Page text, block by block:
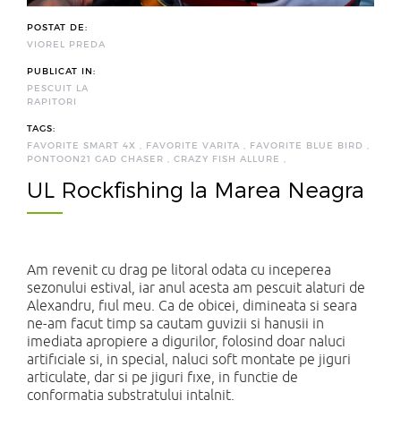
POSTAT DE:
VIOREL PREDA
PUBLICAT IN:
PESCUIT LA
RAPITORI
TAGS:
FAVORITE SMART 4X , FAVORITE VARITA , FAVORITE BLUE BIRD ,
PONTOON21 GAD CHASER , CRAZY FISH ALLURE ,
UL Rockfishing la Marea Neagra
Am revenit cu drag pe litoral odata cu inceperea
sezonului estival, iar anul acesta am pescuit alaturi de
Alexandru, fiul meu. Ca de obicei, dimineata si seara
ne-am facut timp sa cautam guvizii si hanusii in
imediata apropiere a digurilor, folosind doar naluci
artificiale si, in special, naluci soft montate pe jiguri
articulate, dar si pe jiguri fixe, in functie de
conformatia substratului intalnit.